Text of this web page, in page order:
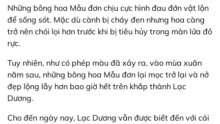
Những bông hoa Mẫu đơn chịu cực hình đau đớn vật lộn
để sống sót. Mặc dù cành bị cháy đen nhưng hoa càng
trở nên chói lọi hơn trước khi bị tiêu hủy trong màn lửa đỏ
rực.
Tuy nhiên, như có phép màu đã xảy ra, vào mùa xuân
năm sau, những bông hoa Mẫu đơn lại mọc trở lại và nở
đẹp lộng lẫy hơn bao giờ hết trên khắp thành Lạc
Dương.
Cho đến ngày nay, Lạc Dương vẫn được biết đến với cái